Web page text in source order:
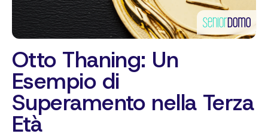
Otto Thaning: Un
Esempio di
Superamento nella Terza
Età